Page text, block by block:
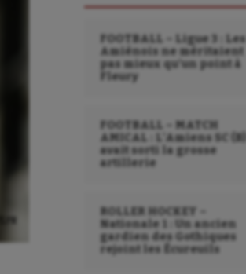
FOOTBALL – Ligue 3 : Les
Amiénois ne méritaient
pas mieux qu’un point à
Fleury
FOOTBALL – MATCH
AMICAL : L’Amiens SC (B)
avait sorti la grosse
artillerie
ROLLER HOCKEY –
Nationale 1 : Un ancien
gardien des Gothiques
rejoint les Écureuils